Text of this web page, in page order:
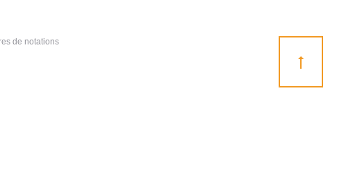
de notations